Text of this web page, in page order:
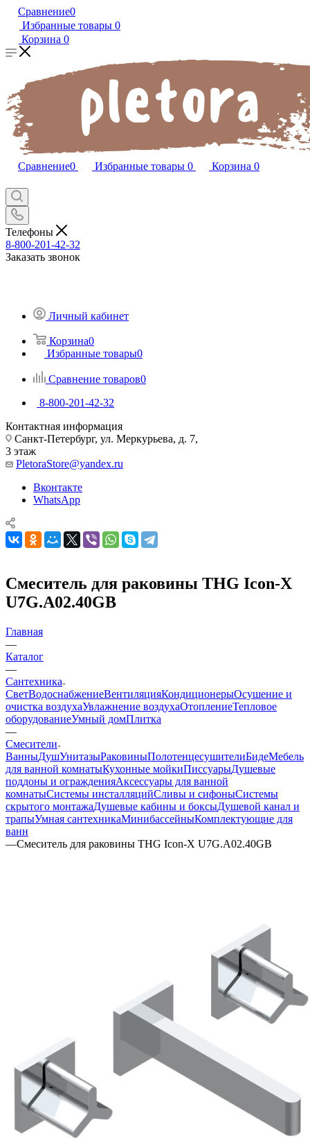
Сравнение0
Избранные товары 0
Корзина 0
Сравнение0 Избранные товары 0 Корзина 0
Телефоны
8-800-201-42-32
Заказать звонок
Личный кабинет
Корзина0
Избранные товары0
Сравнение товаров0
8-800-201-42-32
Контактная информация
Санкт-Петербург, ул. Меркурьева, д. 7,
3 этаж
PletoraStore@yandex.ru
Вконтакте
WhatsApp
Смеситель для раковины THG Icon-X
U7G.A02.40GB
Главная
—
Каталог
—
Сантехника
СветВодоснабжениеВентиляцияКондиционерыОсушение и
очистка воздухаУвлажнение воздухаОтоплениеТепловое
оборудованиеУмный домПлитка
—
Смесители
ВанныДушУнитазыРаковиныПолотенцесушителиБидеМебель
для ванной комнатыКухонные мойкиПиссуарыДушевые
поддоны и огражденияАксессуары для ванной
комнатыСистемы инсталляцийСливы и сифоныСистемы
скрытого монтажаДушевые кабины и боксыДушевой канал и
трапыУмная сантехникаМинибассейныКомплектующие для
ванн
—Смеситель для раковины THG Icon-X U7G.A02.40GB